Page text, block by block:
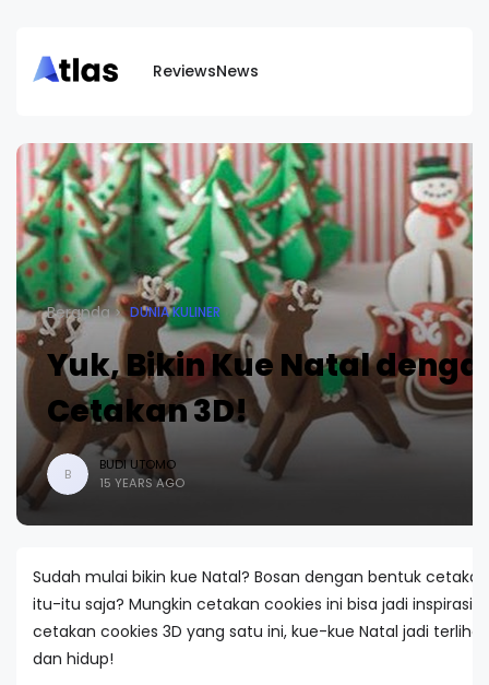
ReviewsNews
Beranda DUNIA KULINER
Yuk, Bikin Kue Natal
Cetakan 3D!
B
BUDI UTOMO
15 YEARS AGO
Sudah mulai bikin kue Natal? Bosan dengan bentuk
itu-itu saja? Mungkin cetakan cookies ini bisa jadi inspirasi.
cetakan cookies 3D yang satu ini, kue-kue Natal jadi
dan hidup!